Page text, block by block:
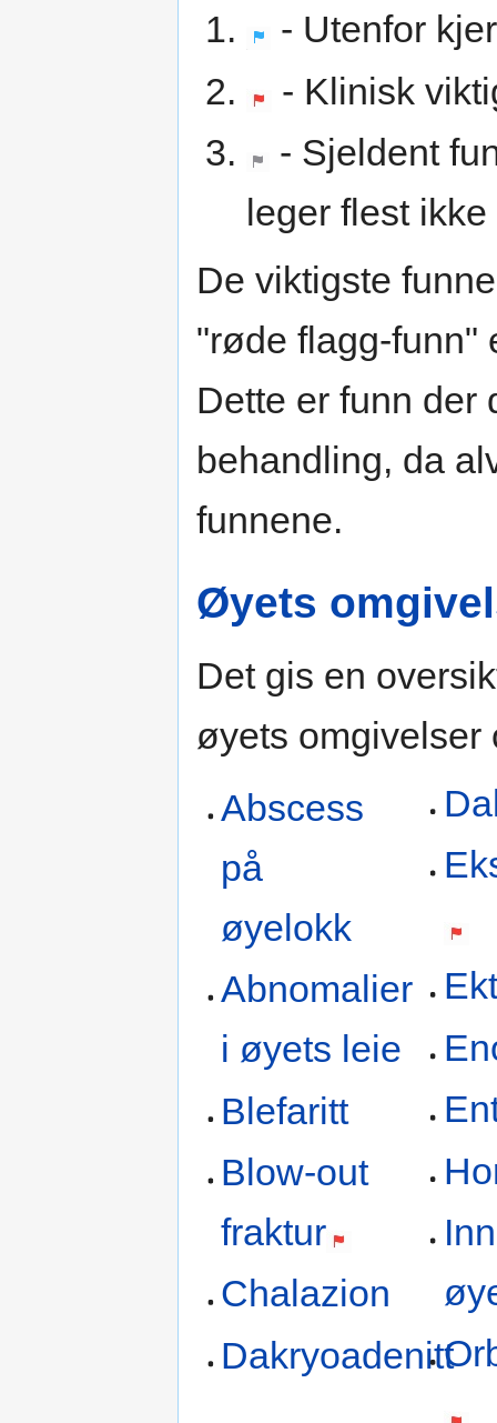
- Utenfor
- Klinisk
- Sjeldent
leger flest
De viktigste
"røde flagg-funn"
Dette er funn der
behandling, da
funnene.
Øyets
Det gis en
øyets omgivelser
Abscess
på
øyelokk
Abnomalier
i øyets leie
Blefaritt
Blow-out
fraktur
Chalazion
Dakryoadenitt